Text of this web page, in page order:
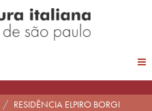
RESIDÊNCIA ELPIRO BORGI